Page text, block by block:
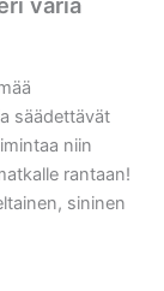
säädettävät
niin
rantaan!
sininen